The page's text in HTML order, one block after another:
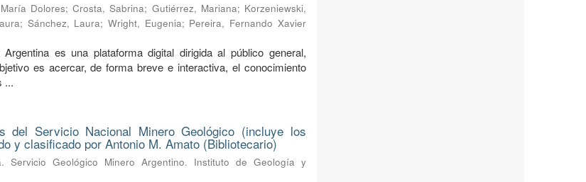
Dolores;Crosta, Sabrina; Gutiérrez, Mariana; Korzeniewski,
; Sánchez, Laura; Wright, Eugenia; Pereira, Fernando Xavier
es una plataforma digital dirigida al público general,
es acercar, de forma breve e interactiva, el conocimiento
...
del Servicio Nacional Minero Geológico (incluye los
y clasificado por Antonio M. Amato (Bibliotecario)
Servicio Geológico Minero Argentino. Instituto de Geología y